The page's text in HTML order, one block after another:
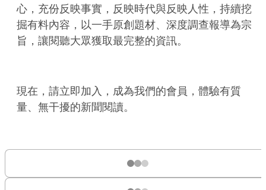
心，充份反映事實，反映時代與反映人性，持續挖
掘有料內容，以一手原創題材、深度調查報導為宗
旨，讓閱聽大眾獲取最完整的資訊。
現在，請立即加入，成為我們的會員，體驗有質
量、無干擾的新聞閱讀。